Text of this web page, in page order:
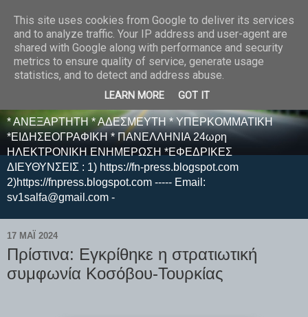
E F E N P R E S S -
ΗΛΕΚΤΡΟΝΙΚΗ
ΕΦΗΜΕΡΙΔΑ
* ΑΝΕΞΑΡΤΗΤΗ * ΑΔΕΣΜΕΥΤΗ * ΥΠΕΡΚΟΜΜΑΤΙΚΗ
*ΕΙΔΗΣΕΟΓΡΑΦΙΚΗ * ΠΑΝΕΛΛΗΝΙΑ 24ωρη
ΗΛΕΚΤΡΟΝΙΚΗ ΕΝΗΜΕΡΩΣΗ *ΕΦΕΔΡΙΚΕΣ
ΔΙΕΥΘΥΝΣΕΙΣ : 1) https://fn-press.blogspot.com
2)https://fnpress.blogspot.com ----- Email:
sv1salfa@gmail.com -
17 ΜΑΪ́ 2024
Πρίστινα: Εγκρίθηκε η στρατιωτική
συμφωνία Κοσόβου-Τουρκίας
This site uses cookies from Google to deliver its services
and to analyze traffic. Your IP address and user-agent are
shared with Google along with performance and security
metrics to ensure quality of service, generate usage
statistics, and to detect and address abuse.
LEARN MORE GOT IT